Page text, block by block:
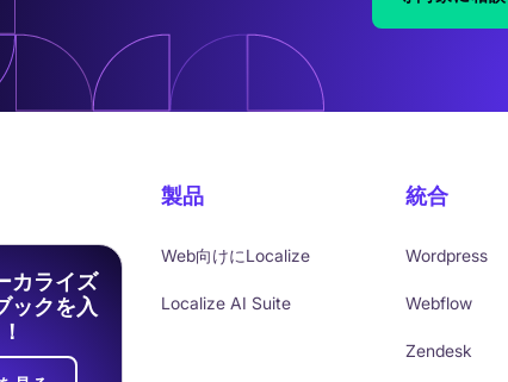
カライズ
ックを入
製品
Web向けにLocalize
Localize AI Suite
統合
Wordpress
Webflow
Zendesk